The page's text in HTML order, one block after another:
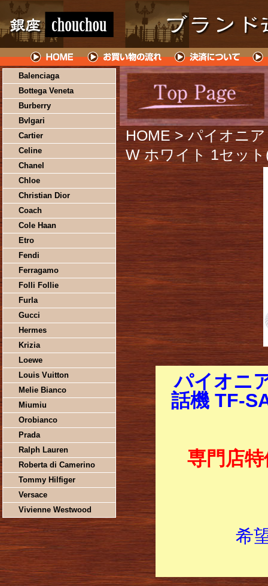
Balenciaga
Bottega Veneta
Burberry
Bvlgari
Cartier
Celine
Chanel
Chloe
Christian Dior
Coach
Cole Haan
Etro
Fendi
Ferragamo
Folli Follie
Furla
Gucci
Hermes
Krizia
Loewe
Louis Vuitton
Melie Bianco
Miumiu
Orobianco
Prada
Ralph Lauren
Roberta di Camerino
Tommy Hilfiger
Versace
Vivienne Westwood
HOME > パイオニ
W ホワイト 1セッ
パイオニ
話機 TF-
専門店特
希